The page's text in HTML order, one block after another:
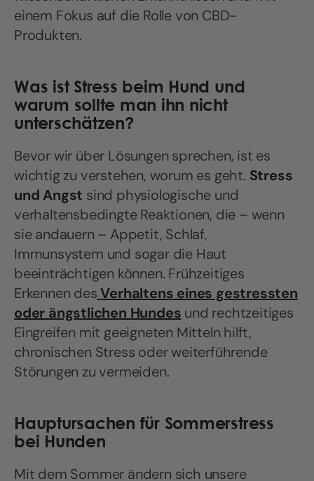
einem Fokus auf die Rolle von CBD-
Produkten.
Was ist Stress beim Hund und
warum sollte man ihn nicht
unterschätzen?
Bevor wir über Lösungen sprechen, ist es
wichtig zu verstehen, worum es geht. Stress
und Angst sind physiologische und
verhaltensbedingte Reaktionen, die – wenn
sie andauern – Appetit, Schlaf,
Immunsystem und sogar die Haut
beeinträchtigen können. Frühzeitiges
Erkennen des Verhaltens eines gestressten
oder ängstlichen Hundes und rechtzeitiges
Eingreifen mit geeigneten Mitteln hilft,
chronischen Stress oder weiterführende
Störungen zu vermeiden.
Hauptursachen für Sommerstress
bei Hunden
Mit dem Sommer ändern sich unsere